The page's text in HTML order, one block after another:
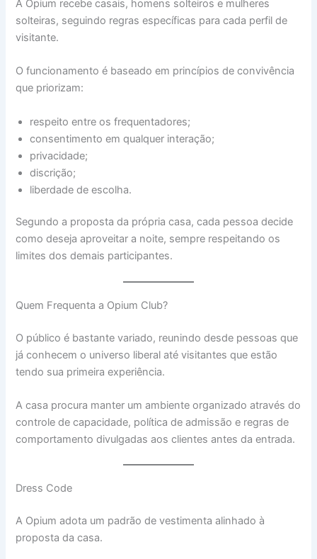
A Opium recebe casais, homens solteiros e mulheres
solteiras, seguindo regras específicas para cada perfil de
visitante.
O funcionamento é baseado em princípios de convivência
que priorizam:
respeito entre os frequentadores;
consentimento em qualquer interação;
privacidade;
discrição;
liberdade de escolha.
Segundo a proposta da própria casa, cada pessoa decide
como deseja aproveitar a noite, sempre respeitando os
limites dos demais participantes.
Quem Frequenta a Opium Club?
O público é bastante variado, reunindo desde pessoas que
já conhecem o universo liberal até visitantes que estão
tendo sua primeira experiência.
A casa procura manter um ambiente organizado através do
controle de capacidade, política de admissão e regras de
comportamento divulgadas aos clientes antes da entrada.
Dress Code
A Opium adota um padrão de vestimenta alinhado à
proposta da casa.